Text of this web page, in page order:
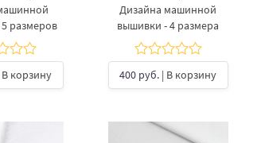
размеров
корзину
Дизайна машинной
вышивки - 4 размера
400 руб. | В корзину